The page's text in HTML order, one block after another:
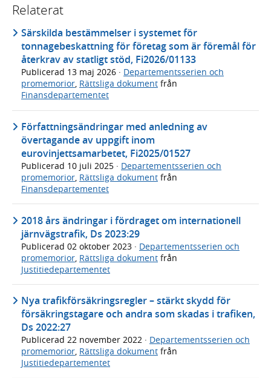
Relaterat
Särskilda bestämmelser i systemet för
tonnagebeskattning för företag som är föremål för
återkrav av statligt stöd, Fi2026/01133
Publicerad 13 maj 2026 · Departementsserien och
promemorior, Rättsliga dokument från
Finansdepartementet
Författningsändringar med anledning av
övertagande av uppgift inom
eurovinjettsamarbetet, Fi2025/01527
Publicerad 10 juli 2025 · Departementsserien och
promemorior, Rättsliga dokument från
Finansdepartementet
2018 års ändringar i fördraget om internationell
järnvägstrafik, Ds 2023:29
Publicerad 02 oktober 2023 · Departementsserien och
promemorior Rättsliga dokument från
Justitiedepartementet
Nya trafikförsäkringsregler – stärkt skydd för
försäkringstagare och andra som skadas i trafiken,
Ds 2022:27
Publicerad 22 november 2022 · Departementsserien och
promemorior, Rättsliga dokument från
Justitiedepartementet